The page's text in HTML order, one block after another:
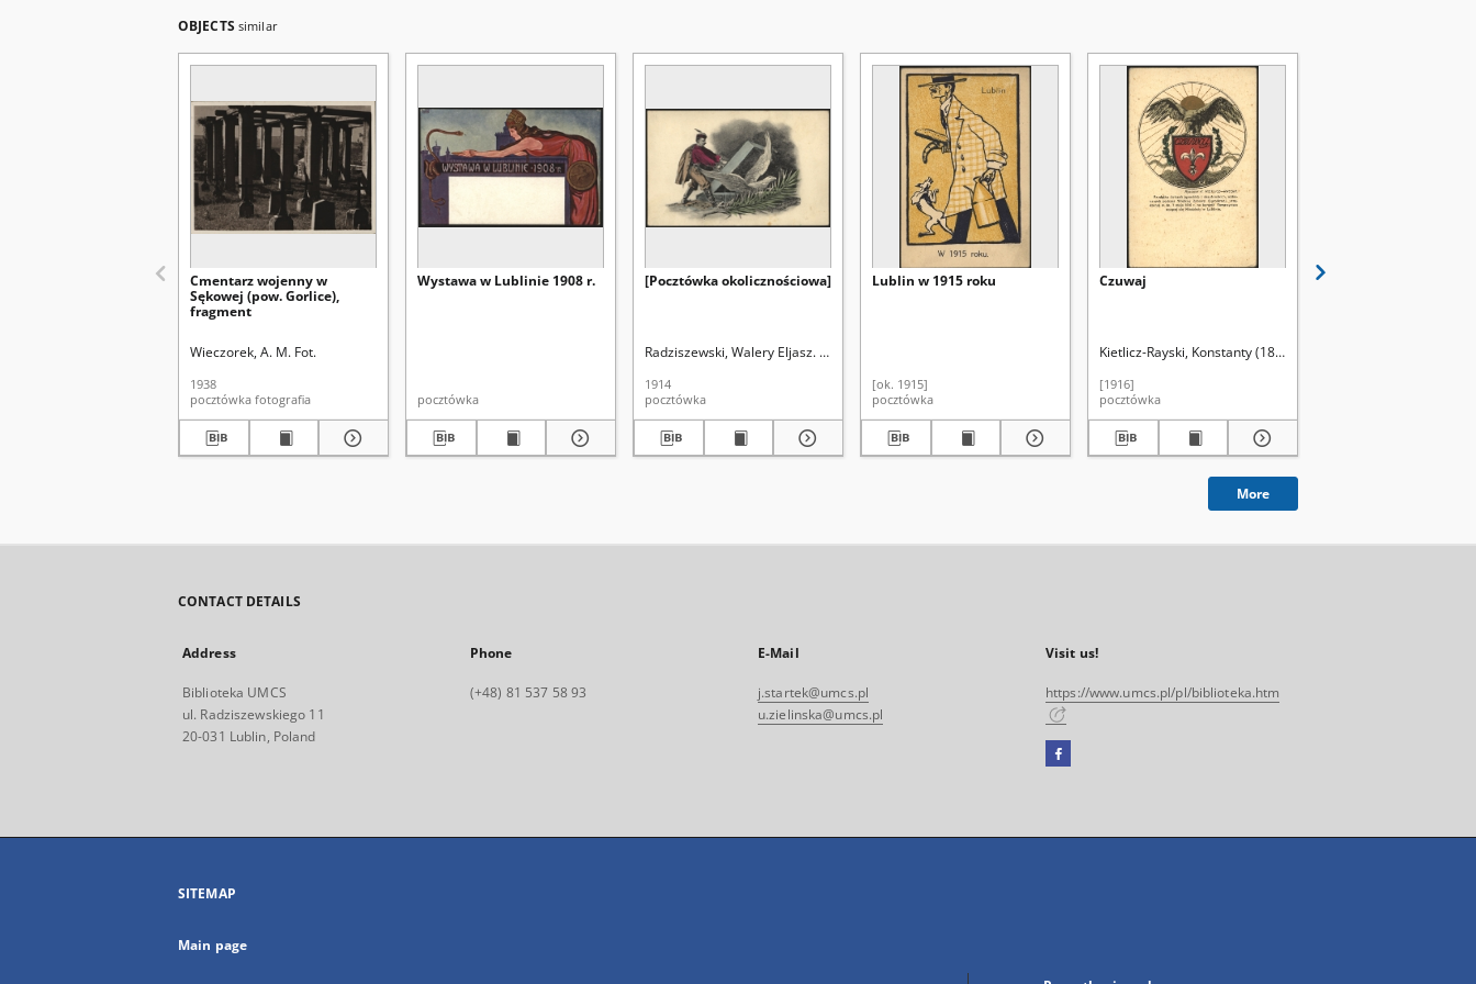
OBJECTS similar
Cmentarz wojenny w
Sękowej (pow. Gorlice),
fragment
Wieczorek, A. M. Fot.
1938
pocztówka fotografia
Wystawa w Lublinie 1908 r.
pocztówka
[Pocztówka okolicznościowa]
Radziszewski, Walery Eljasz. Rys.
1914
pocztówka
Lublin w 1915 roku
[ok. 1915]
pocztówka
Czuwaj
Kietlicz-Rayski, Konstanty (1868-1924). Rys.
[1916]
pocztówka
More
CONTACT DETAILS
Address
Biblioteka UMCS
ul. Radziszewskiego 11
20-031 Lublin, Poland
Phone
(+48) 81 537 58 93
E-Mail
j.startek@umcs.pl
u.zielinska@umcs.pl
Visit us!
https://www.umcs.pl/pl/biblioteka.htm
Facebook
open
SITEMAP
Main page